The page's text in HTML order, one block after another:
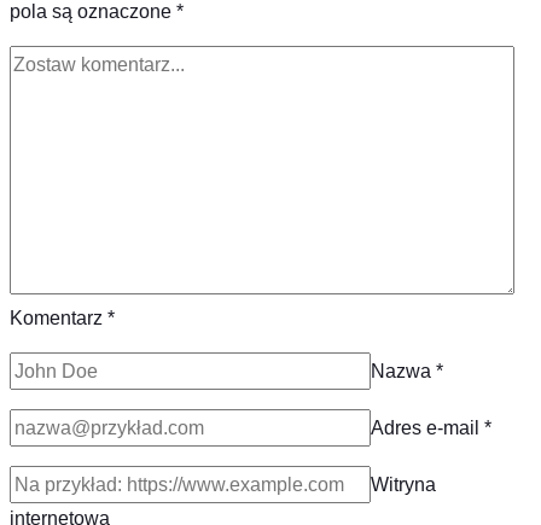
pola są oznaczone *
Komentarz *
Nazwa *
Adres e-mail *
Witryna
internetowa